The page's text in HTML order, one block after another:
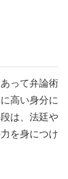
って弁論術
高い身分に
は、法廷や
を身につけ